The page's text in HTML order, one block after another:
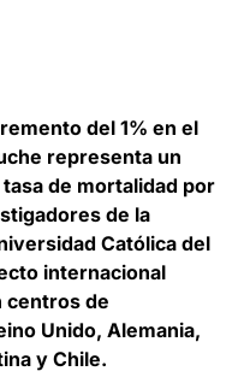
del 1% en el
representa un
de mortalidad por
de la
Católica del
internacional
centros de
Unido, Alemania,
y Chile.